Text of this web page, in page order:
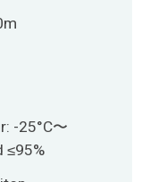
-25°C〜
≤95%